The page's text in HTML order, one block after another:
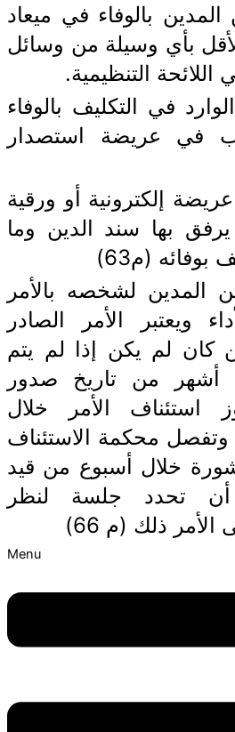
بالوفاء في ميعاد
بأي وسيلة من وسائل
اللائحة التنظيمية.
في التكليف بالوفاء
في عريضة استصدار
إلكترونية أو ورقية
يرفق بها سند الدين وما
(م63)
المدين لشخصه بالأمر
ويعتبر الأمر الصادر
كان لم يكن إذا لم يتم
أشهر من تاريخ صدور
ويجوز استئناف الأمر خلال
محكمة الاستئناف
خلال أسبوع من قيد
أن تحدد جلسة لنظر
ذلك (م 66)
Menu